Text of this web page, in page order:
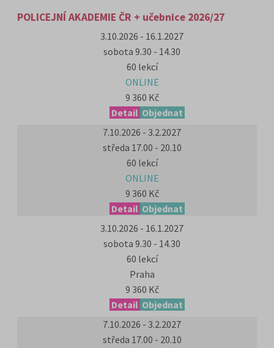
POLICEJNÍ AKADEMIE ČR + učebnice 2026/27
3.10.2026 - 16.1.2027
sobota 9.30 - 14.30
60 lekcí
ONLINE
9 360 Kč
Detail Objednat
7.10.2026 - 3.2.2027
středa 17.00 - 20.10
60 lekcí
ONLINE
9 360 Kč
Detail Objednat
3.10.2026 - 16.1.2027
sobota 9.30 - 14.30
60 lekcí
Praha
9 360 Kč
Detail Objednat
7.10.2026 - 3.2.2027
středa 17.00 - 20.10